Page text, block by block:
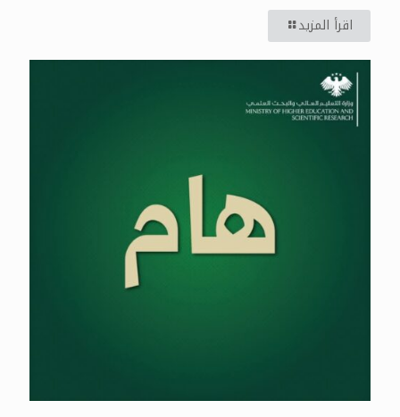
اقرأ المزيد